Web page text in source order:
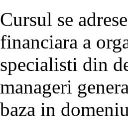
Cursul se
financiara a
specialisti din
manageri
baza in